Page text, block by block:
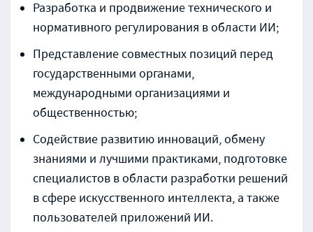
Разработка и продвижение технического и
нормативного регулирования в области ИИ;
Представление совместных позиций перед
государственными органами,
международными организациями и
общественностью;
Содействие развитию инноваций, обмену
знаниями и лучшими практиками, подготовке
специалистов в области разработки решений
в сфере искусственного интеллекта, а также
пользователей приложений ИИ.